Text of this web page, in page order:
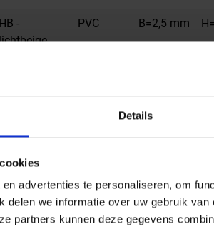
Details
advertenties te personaliseren, om
delen we informatie over uw gebruik
partners kunnen deze gegevens
HB -
PVC B=2,5 mm